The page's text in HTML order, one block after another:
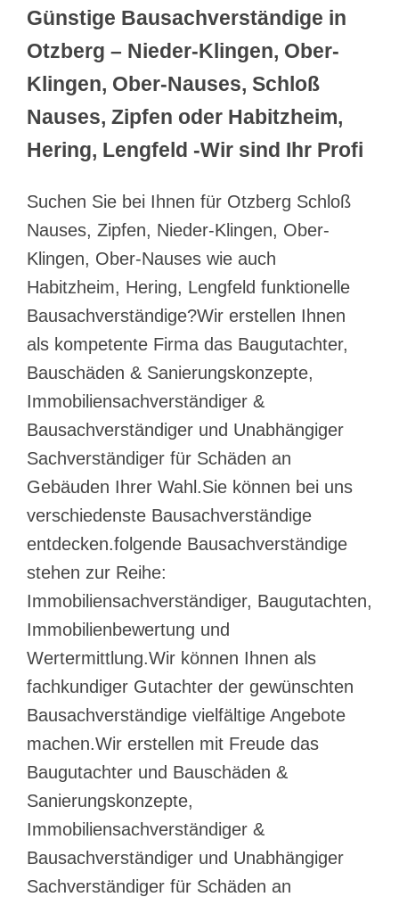
Günstige Bausachverständige in
Otzberg – Nieder-Klingen, Ober-
Klingen, Ober-Nauses, Schloß
Nauses, Zipfen oder Habitzheim,
Hering, Lengfeld -Wir sind Ihr Profi
Suchen Sie bei Ihnen für Otzberg Schloß
Nauses, Zipfen, Nieder-Klingen, Ober-
Klingen, Ober-Nauses wie auch
Habitzheim, Hering, Lengfeld funktionelle
Bausachverständige?Wir erstellen Ihnen
als kompetente Firma das Baugutachter,
Bauschäden & Sanierungskonzepte,
Immobiliensachverständiger &
Bausachverständiger und Unabhängiger
Sachverständiger für Schäden an
Gebäuden Ihrer Wahl.Sie können bei uns
verschiedenste Bausachverständige
entdecken.folgende Bausachverständige
stehen zur Reihe:
Immobiliensachverständiger, Baugutachten,
Immobilienbewertung und
Wertermittlung.Wir können Ihnen als
fachkundiger Gutachter der gewünschten
Bausachverständige vielfältige Angebote
machen.Wir erstellen mit Freude das
Baugutachter und Bauschäden &
Sanierungskonzepte,
Immobiliensachverständiger &
Bausachverständiger und Unabhängiger
Sachverständiger für Schäden an